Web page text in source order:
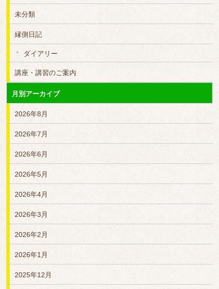
未分類
縁側日記
ダイアリー
講座・講習のご案内
月別アーカイブ
2026年8月
2026年7月
2026年6月
2026年5月
2026年4月
2026年3月
2026年2月
2026年1月
2025年12月